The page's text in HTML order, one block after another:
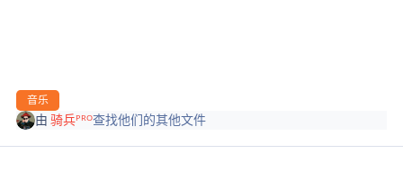
音乐
由骑兵ᴾᴿᴼ查找他们的其他文件